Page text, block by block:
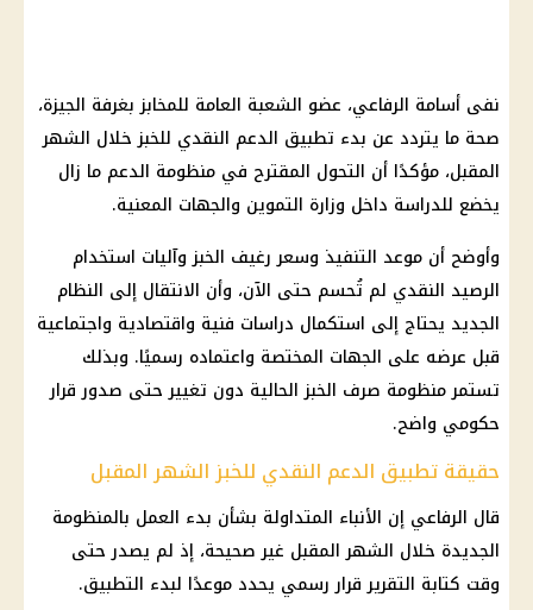
نفى أسامة الرفاعي، عضو الشعبة العامة للمخابز بغرفة الجيزة،
صحة ما يتردد عن بدء تطبيق الدعم النقدي للخبزخلال الشهر
المقبل، مؤكدًا أن التحول المقترح في منظومة الدعم ما زال
يخضع للدراسة داخل وزارة التموين والجهات المعنية.
وأوضح أن موعد التنفيذ وسعررغيف الخبزوآليات استخدام
الرصيد النقدي لم تُحسم حتى الآن، وأن الانتقال إلى النظام
الجديد يحتاج إلى استكمال دراسات فنية واقتصادية واجتماعية
قبل عرضه على الجهات المختصة واعتماده رسميًا. وبذلك
تستمر منظومة صرف الخبزالحالية دون تغيير حتى صدور قرار
حكومي واضح.
حقيقة تطبيق الدعم النقدي للخبز الشهر المقبل
قال الرفاعي إن الأنباء المتداولة بشأن بدء العمل بالمنظومة
الجديدة خلال الشهر المقبل غير صحيحة، إذ لم يصدر حتى
وقت كتابة التقرير قرار رسمي يحدد موعدًا لبدء التطبيق.